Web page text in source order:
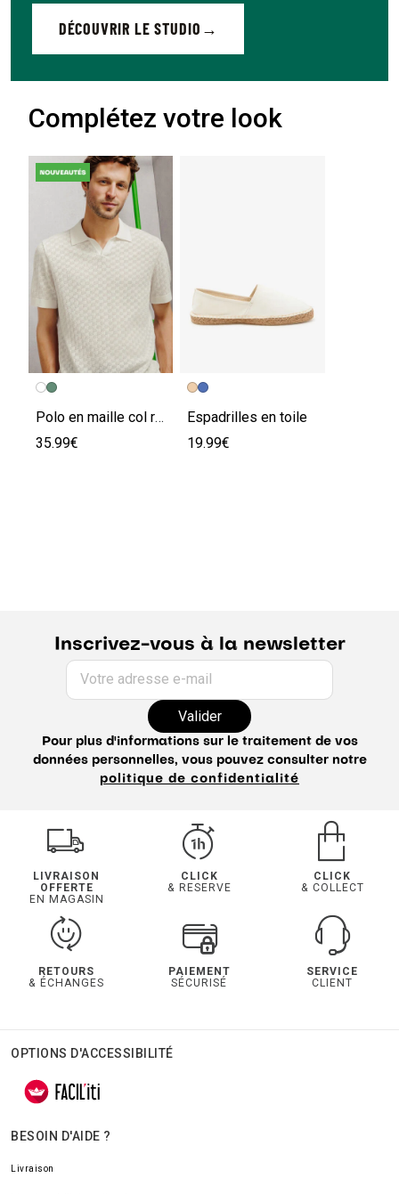
DÉCOUVRIR LE STUDIO
Complétez votre look
Polo en maille col resort damier
35.99€
Espadrilles en toile
19.99€
Inscrivez-vous à la newsletter
Votre adresse e-mail
Valider
Pour plus d'informations sur le traitement de vos
données personnelles, vous pouvez consulter notre
politique de confidentialité
LIVRAISON
OFFERTE
EN MAGASIN
CLICK
& RESERVE
CLICK
& COLLECT
RETOURS
& ÉCHANGES
PAIEMENT
SÉCURISÉ
SERVICE
CLIENT
OPTIONS D'ACCESSIBILITÉ
BESOIN D'AIDE ?
Livraison